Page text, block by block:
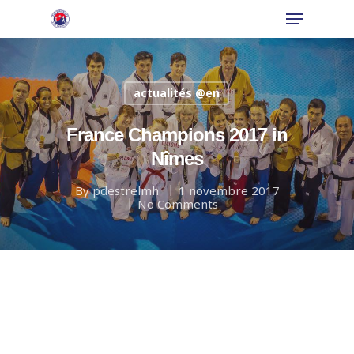
Hit enter to search or ESC to close
actualités @en
France Champions 2017 in
Nîmes
Bypdestrelmh
1 novembre 2017
No Comments